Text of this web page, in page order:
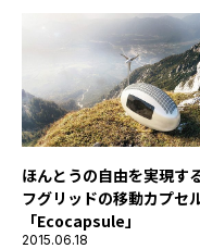
ほんとうの自由を実現す
フグリッドの移動カプセ
「Ecocapsule」
2015.06.18